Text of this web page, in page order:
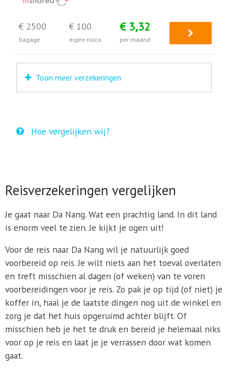
€ 2500
bagage
€ 100
eigen risico
€ 3,32
per maand
Toon meer verzekeringen
Hoe vergelijken wij?
Reisverzekeringen vergelijken
Je gaat naar Da Nang. Wat een prachtig land. In dit land
is enorm veel te zien. Je kijkt je ogen uit!
Voor de reis naar Da Nang wil je natuurlijk goed
voorbereid op reis. Je wilt niets aan het toeval overlaten
en treft misschien al dagen (of weken) van te voren
voorbereidingen voor je reis. Zo pak je op tijd (of niet) je
koffer in, haal je de laatste dingen nog uit de winkel en
zorg je dat het huis opgeruimd achter blijft. Of
misschien heb je het te druk en bereid je helemaal niks
voor op je reis en laat je je verrassen door wat komen
gaat.